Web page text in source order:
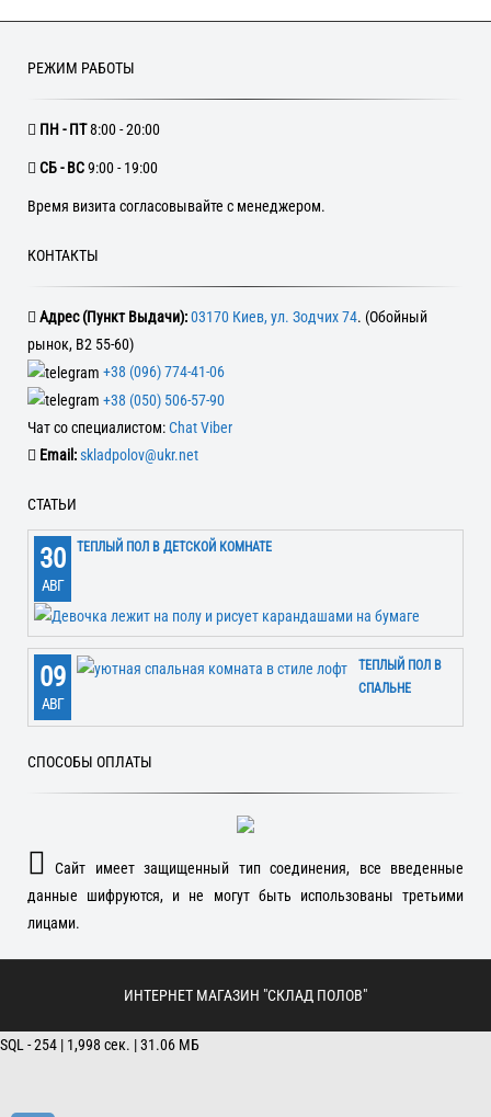
РЕЖИМ РАБОТЫ
ПН - ПТ8:00 - 20:00
CБ - ВС9:00 - 19:00
Время визита согласовывайте с менеджером.
КОНТАКТЫ
Адрес (Пункт Выдачи):03170 Киев, ул. Зодчих 74. (Обойный
рынок, В2 55-60)
+38 (096) 774-41-06
+38 (050) 506-57-90
Чат со специалистом:Chat Viber
Email:skladpolov@ukr.net
СТАТЬИ
30
АВГ
ТЕПЛЫЙ ПОЛ В ДЕТСКОЙ КОМНАТЕ
09
АВГ
ТЕПЛЫЙ ПОЛ В
СПАЛЬНЕ
СПОСОБЫ ОПЛАТЫ
Сайт имеет защищенный тип соединения, все введенные
данные шифруются, и не могут быть использованы третьими
лицами.
ИНТЕРНЕТ МАГАЗИН "СКЛАД ПОЛОВ"
SQL - 254 | 1,998 сек. | 31.06 МБ